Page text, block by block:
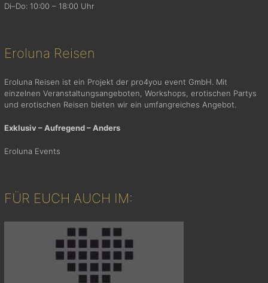
Di–Do: 10:00 – 18:00 Uhr
Eroluna Reisen
Eroluna Reisen ist ein Projekt der pro4you event GmbH. Mit
einzelnen Veranstaltungsangeboten, Workshops, erotischen Partys
und erotischen Reisen bieten wir ein umfangreiches Angebot.
Exklusiv – Aufregend – Anders
Eroluna Events
FÜR EUCH AUCH IM: